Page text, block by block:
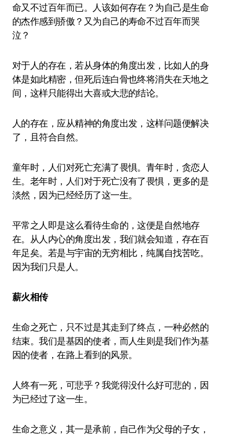
命又不过百年而已。人该如何存在？为自己是生命
的杰作感到骄傲？又为自己的寿命不过百年而哭
泣？
对于人的存在，若从身体的角度出发，比如人的身
体是如此精密，但死后连白骨也终将消失在天地之
间，这样只能得出大喜或大悲的结论。
人的存在，应从精神的角度出发，这样问题便解决
了，且符合自然。
童年时，人们对死亡充满了畏惧。青年时，贪恋人
生。老年时，人们对于死亡没有了畏惧，更多的是
淡然，因为已经经历了这一生。
平常之人即是这么看待生命的，这便是自然地存
在。从人内心的角度出发，我们就会知道，存在百
年足矣。若是与宇宙的无穷相比，纯属自找苦吃。
因为我们只是人。
薪火相传
生命之死亡，只不过是其走到了终点，一种必然的
结束。我们是基因的使者，而人生则是我们作为基
因的使者，在路上看到的风景。
人终有一死，可悲乎？我觉得没什么好可悲的，因
为已经过了这一生。
生命之意义，其一是承前，自己作为父母的子女，